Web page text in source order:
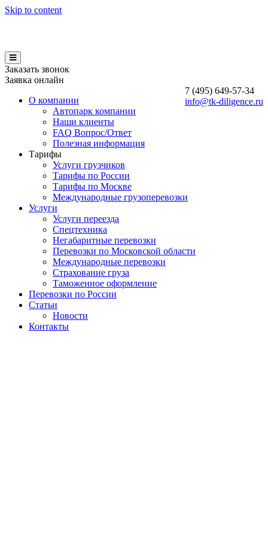
Skip to content
Заказать звонок
Заявка онлайн
7 (495) 649-57-34
info@tk-diligence.ru
О компании
Автопарк компании
Наши клиенты
FAQ Вопрос/Ответ
Полезная информация
Тарифы
Услуги грузчиков
Тарифы по России
Тарифы по Москве
Международные грузоперевозки
Услуги
Услуги переезда
Спецтехника
Негабаритные перевозки
Перевозки по Московской области
Международные перевозки
Страхование груза
Таможенное оформление
Перевозки по России
Статьи
Новости
Контакты